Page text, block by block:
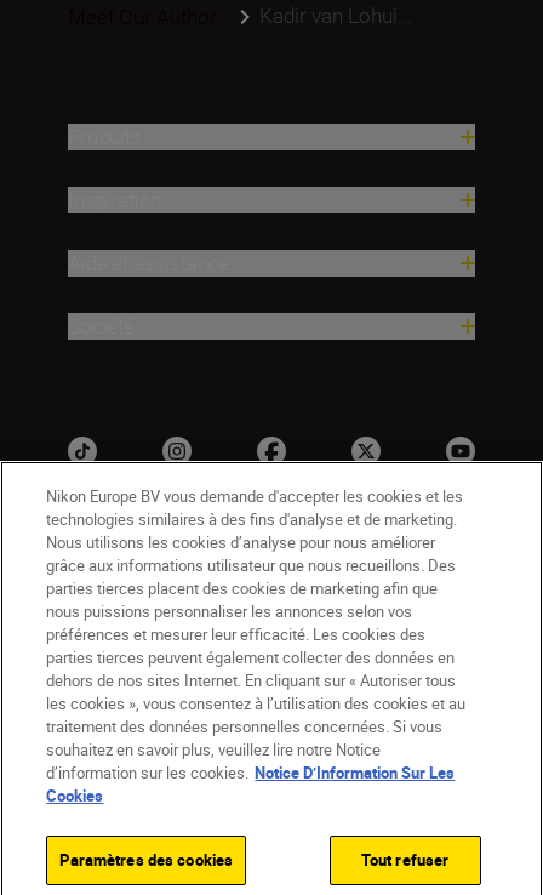
Kadir van Lohui...
BE(fr) Nikon Sites
Contactez-nous
Avis de confidentialité
Conditions d’utilisation
CVG de la boutique Nikon Store
Notice d’information sur les cookies
Accessibilité
Paramètres des cookies
© 2026 Nikon
Nikon Europe BV vous demande d'accepter les cookies et les
technologies similaires à des fins d'analyse et de marketing.
Nous utilisons les cookies d’analyse pour nous améliorer
grâce aux informations utilisateur que nous recueillons. Des
parties tierces placent des cookies de marketing afin que
nous puissions personnaliser les annonces selon vos
préférences et mesurer leur efficacité. Les cookies des
parties tierces peuvent également collecter des données en
dehors de nos sites Internet. En cliquant sur « Autoriser tous
les cookies », vous consentez à l’utilisation des cookies et au
traitement des données personnelles concernées. Si vous
souhaitez en savoir plus, veuillez lire notre Notice
d’information sur les cookies. Notice D’Information Sur Les
Cookies
Paramètres des cookies Tout refuser